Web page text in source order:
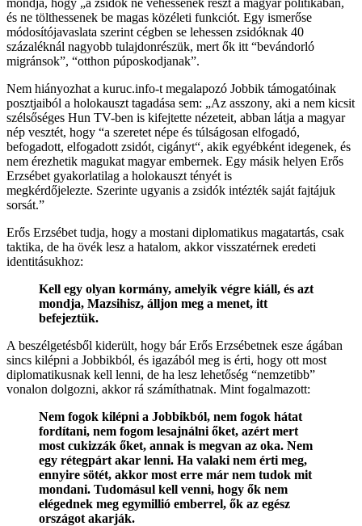
és ne tölthessenek be magas közéleti funkciót. Egy ismerőse
módosítójavaslata szerint cégben se lehessen zsidóknak 40
százaléknál nagyobb tulajdonrészük, mert ők itt “bevándorló
migránsok”, “otthon púposkodjanak”.
Nem hiányozhat a kuruc.info-t megalapozó Jobbik támogatóinak
posztjaiból a holokauszt tagadása sem: „Az asszony, aki a nem kicsit
szélsőséges Hun TV-ben is kifejtette nézeteit, abban látja a magyar
nép vesztét, hogy “a szeretet népe és túlságosan elfogadó,
befogadott, elfogadott zsidót, cigányt“, akik egyébként idegenek, és
nem érezhetik magukat magyar embernek. Egy másik helyen Erős
Erzsébet gyakorlatilag a holokauszt tényét is
megkérdőjelezte. Szerinte ugyanis a zsidók intézték saját fajtájuk
sorsát.”
Erős Erzsébet tudja, hogy a mostani diplomatikus magatartás, csak
taktika, de ha övék lesz a hatalom, akkor visszatérnek eredeti
identitásukhoz:
Kell egy olyan kormány, amelyik végre kiáll, és azt
mondja, Mazsihisz, álljon meg a menet, itt
befejeztük.
A beszélgetésből kiderült, hogy bár Erős Erzsébetnek esze ágában
sincs kilépni a Jobbikból, és igazából meg is érti, hogy ott most
diplomatikusnak kell lenni, de ha lesz lehetőség “nemzetibb”
vonalon dolgozni, akkor rá számíthatnak. Mint fogalmazott:
Nem fogok kilépni a Jobbikból, nem fogok hátat
fordítani, nem fogom lesajnálni őket, azért mert
most cukizzák őket, annak is megvan az oka. Nem
egy rétegpárt akar lenni. Ha valaki nem érti meg,
ennyire sötét, akkor most erre már nem tudok mit
mondani. Tudomásul kell venni, hogy ők nem
elégednek meg egymillió emberrel, ők az egész
országot akarják.